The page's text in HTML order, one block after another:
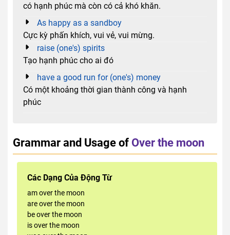
có hạnh phúc mà còn có cả khó khăn.
As happy as a sandboy
Cực kỳ phấn khích, vui vẻ, vui mừng.
raise (one's) spirits
Tạo hạnh phúc cho ai đó
have a good run for (one's) money
Có một khoảng thời gian thành công và hạnh
phúc
Grammar and Usage of Over the moon
Các Dạng Của Động Từ
am over the moon
are over the moon
be over the moon
is over the moon